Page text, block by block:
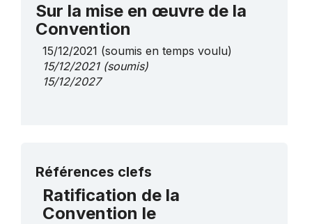
Sur la mise en œuvre de la
Convention
15/12/2021 (soumis en temps voulu)
15/12/2021(soumis)
15/12/2027
Références clefs
Ratification de la
Convention le